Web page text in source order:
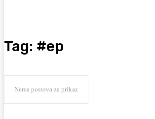
Tag: #ep
Nema postova za prikaz